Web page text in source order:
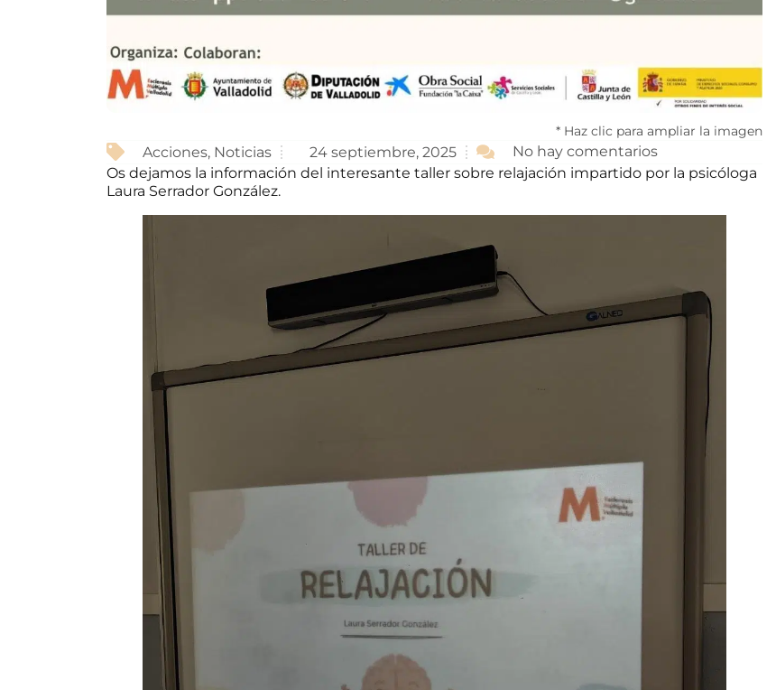
* Haz clic para ampliar la imagen
Acciones, Noticias 24 septiembre, 2025
No hay comentarios
Os dejamos la información del interesante taller sobre relajación impartido por la psicóloga
Laura Serrador González.